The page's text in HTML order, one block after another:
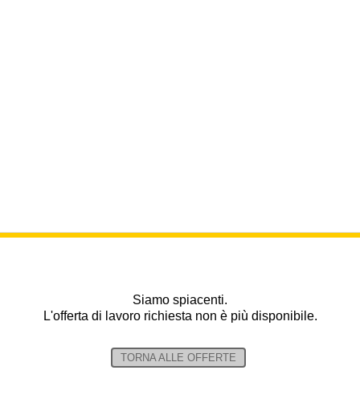
Siamo spiacenti.
L'offerta di lavoro richiesta non è più disponibile.
TORNA ALLE OFFERTE